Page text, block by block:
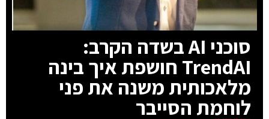
סוכני AI בשדה הקרב:
TrendAI חושפת איך בינה
מלאכותית משנה את פני
לוחמת הסייבר